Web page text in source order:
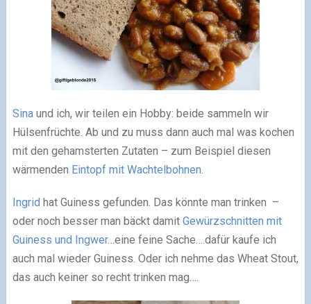
Sinaund ich, wir teilen ein Hobby: beide sammeln wir
Hülsenfrüchte. Ab und zu muss dann auch mal was kochen
mit den gehamsterten Zutaten – zum Beispiel diesen
wärmenden Eintopf mit Wachtelbohnen
Ingrid hat Guiness gefunden. Das könnte man trinken –
oder noch besser man bäckt damit Gewürzschnitten mit
Guiness und Ingwer…eine feine Sache….dafür kaufe ich
auch mal wieder Guiness. Oder ich nehme das Wheat Stout,
das auch keiner so recht trinken mag….